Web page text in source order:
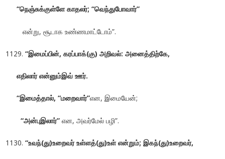
“நெஞ்சுக்குள்ளே காதலர்; “வெந்துபோவார்”
என்று, சூடாக உண்ணமாட்டோம்”.
“இமைப்பின், கரப்பாக்(கு) அறிவல்: அனைத்திற்கே,
எதிலார் என்னும்இவ் ஊர்.
“இமைத்தால், “மறைவார்”என, இமையேன்;
“அன்புஇலார்” என, அவர்மேல் பழி”.
“உவந்(து)உறைவர் உள்ளத்(து)உள் என்றும்; இகந்(து)உறைவர்,